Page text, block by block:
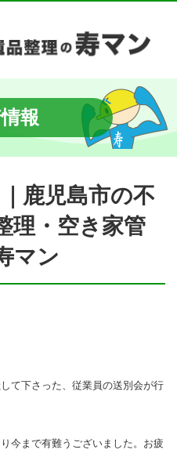
報
鹿児島市の不
理・空き家管
マン
て下さった、従業員の送別会が行
今まで有難うございました。お疲